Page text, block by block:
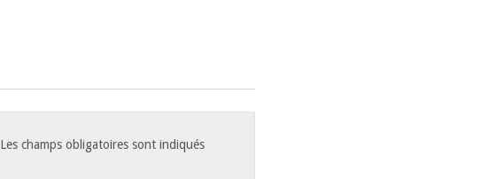
champs obligatoires sont indiqués